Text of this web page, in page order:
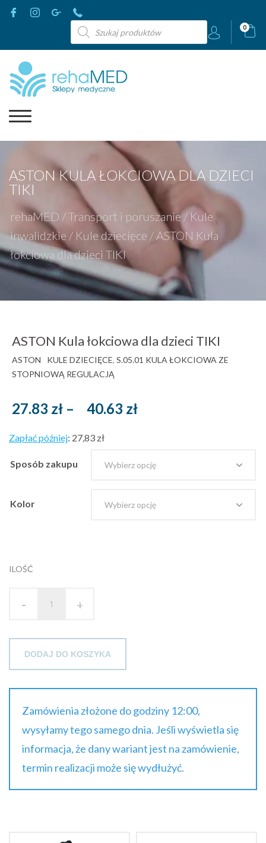
Wyszukiwarka
produktów
0
ASTON KULA ŁOKCIOWA DLA DZIECI
TIKI
rehaMED /Transport i poruszanie/ Kule
inwalidzkie / Kule dziecięce / ASTON Kula
łokciowa dla dzieci TIKI
ASTON Kula łokciowa dla dzieci TIKI
ASTON KULE DZIECIĘCE, S.05.01 KULA ŁOKCIOWA ZE
STOPNIOWĄ REGULACJĄ
27.83 zł – 40.63 złZakres
27.83 zł
do
Zapłać później: 27,83 zł
Sposób zakupu
Kolor
ILOŚĆ
- +
DODAJ DO KOSZYKA
Zamówienia złożone do godziny 12:00,
wysyłamy tego samego dnia. Jeśli wyświetla się
informacja, że dany wariant jest na zamówienie,
termin realizacji może się wydłużyć.